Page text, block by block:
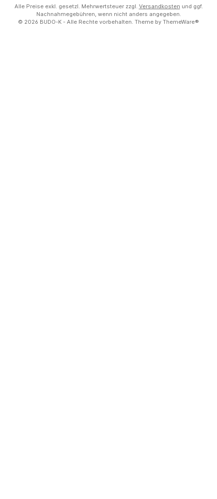
Alle Preise exkl. gesetzl. Mehrwertsteuer zzgl. Versandkosten und ggf.
Nachnahmegebühren, wenn nicht anders angegeben.
© 2026 BUDO-K - Alle Rechte vorbehalten. Theme by ThemeWare®